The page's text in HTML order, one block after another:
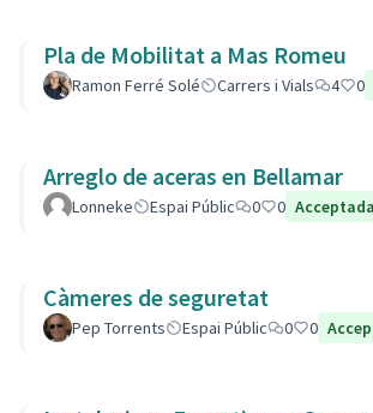
Pla de Mobilitat a Mas Romeu
Ramon Ferré Solé Carrers i Vials 4 0
Arreglo de aceras en Bellamar
Lonneke Espai Públic 0 0 Acceptada
Càmeres de seguretat
Pep Torrents Espai Públic 0 0